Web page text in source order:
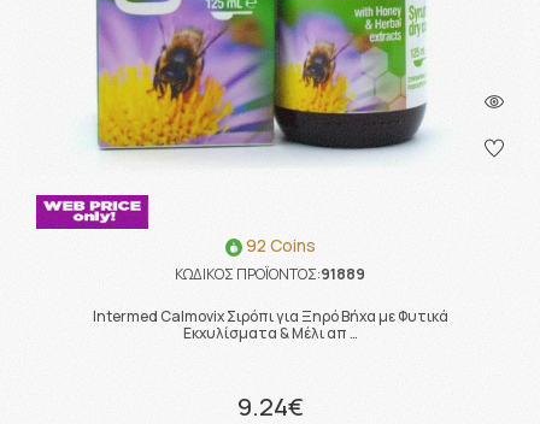
92 Coins
ΚΩΔΙΚΟΣ ΠΡΟΪΟΝΤΟΣ:91889
Intermed Calmovix Σιρόπι για Ξηρό Βήχα με Φυτικά
Εκχυλίσματα & Μέλι απ …
9.24€